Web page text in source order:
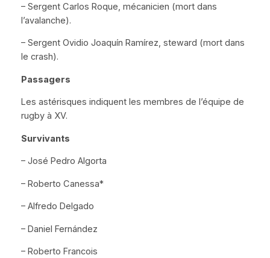
– Sergent Carlos Roque, mécanicien (mort dans
l’avalanche).
– Sergent Ovidio Joaquín Ramírez, steward (mort dans
le crash).
Passagers
Les astérisques indiquent les membres de l’équipe de
rugby à XV.
Survivants
– José Pedro Algorta
– Roberto Canessa*
– Alfredo Delgado
– Daniel Fernández
– Roberto Francois